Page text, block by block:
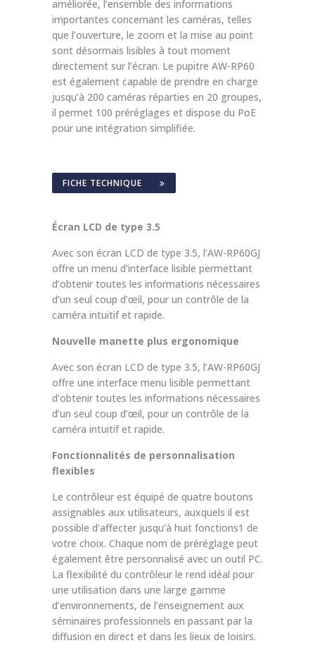
améliorée, l’ensemble des informations
importantes concernant les caméras, telles
que l’ouverture, le zoom et la mise au point
sont désormais lisibles à tout moment
directement sur l’écran. Le pupitre AW-RP60
est également capable de prendre en charge
jusqu’à 200 caméras réparties en 20 groupes,
il permet 100 préréglages et dispose du PoE
pour une intégration simplifiée.
FICHE TECHNIQUE
Écran LCD de type 3.5
Avec son écran LCD de type 3.5, l’AW-RP60GJ
offre un menu d’interface lisible permettant
d’obtenir toutes les informations nécessaires
d’un seul coup d’œil, pour un contrôle de la
caméra intuitif et rapide.
Nouvelle manette plus ergonomique
Avec son écran LCD de type 3.5, l’AW-RP60GJ
offre une interface menu lisible permettant
d’obtenir toutes les informations nécessaires
d’un seul coup d’œil, pour un contrôle de la
caméra intuitif et rapide.
Fonctionnalités de personnalisation
flexibles
Le contrôleur est équipé de quatre boutons
assignables aux utilisateurs, auxquels il est
possible d’affecter jusqu’à huit fonctions1 de
votre choix. Chaque nom de préréglage peut
également être personnalisé avec un outil PC.
La flexibilité du contrôleur le rend idéal pour
une utilisation dans une large gamme
d’environnements, de l’enseignement aux
séminaires professionnels en passant par la
diffusion en direct et dans les lieux de loisirs.